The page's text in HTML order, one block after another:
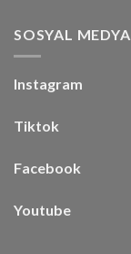
SOSYAL MEDYA
Instagram
Tiktok
Facebook
Youtube